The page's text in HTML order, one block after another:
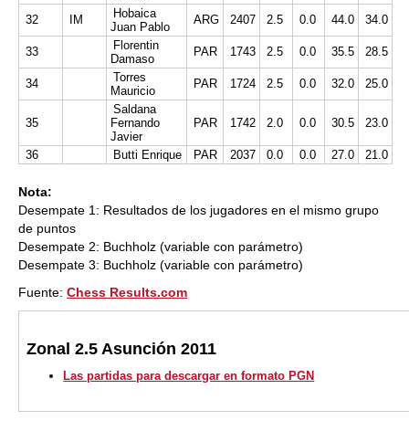
32 IM
Hobaica
Juan Pablo
ARG 2407 2.5 0.0 44.0 34.0
33
Florentin
Damaso
PAR 1743 2.5 0.0 35.5 28.5
34
Torres
Mauricio
PAR 1724 2.5 0.0 32.0 25.0
35
Saldana
Fernando
Javier
PAR 1742 2.0 0.0 30.5 23.0
36 Butti Enrique PAR 2037 0.0 0.0 27.0 21.0
Nota:
Desempate 1: Resultados de los jugadores en el mismo grupo
de puntos
Desempate 2: Buchholz (variable con parámetro)
Desempate 3: Buchholz (variable con parámetro)
Fuente: Chess Results.com
Zonal 2.5 Asunción 2011
Las partidas para descargar en formato PGN